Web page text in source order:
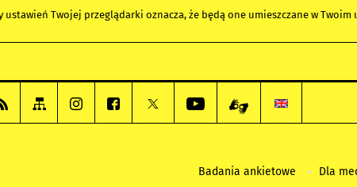
Twojej przeglądarki oznacza, że będą one umieszczane w
Badania ankietowe Dla